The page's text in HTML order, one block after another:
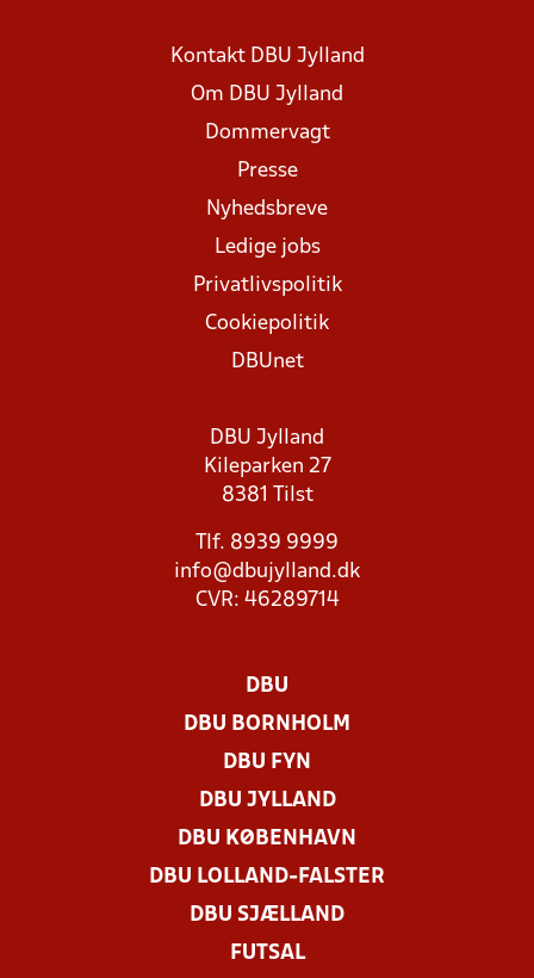
Kontakt DBU Jylland
Om DBU Jylland
Dommervagt
Presse
Nyhedsbreve
Ledige jobs
Privatlivspolitik
Cookiepolitik
DBUnet
DBU Jylland
Kileparken 27
8381 Tilst
Tlf. 8939 9999
info@dbujylland.dk
CVR: 46289714
DBU
DBU BORNHOLM
DBU FYN
DBU JYLLAND
DBU KØBENHAVN
DBU LOLLAND-FALSTER
DBU SJÆLLAND
FUTSAL